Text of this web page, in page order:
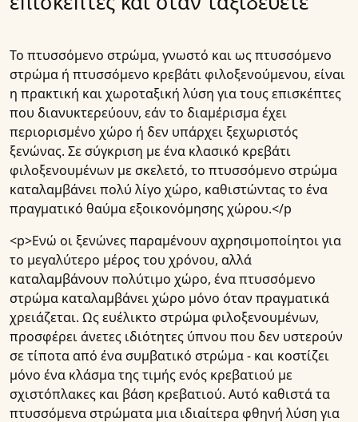
Το πτυσσόμενο στρώμα, γνωστό και ωςπτυσσόμενο
στρώμα ή πτυσσόμενο κρεβάτι φιλοξενούμενου, είναι
η πρακτική και χωροταξική λύση για τους επισκέπτες
που διανυκτερεύουν, εάν το διαμέρισμα έχει
περιορισμένο χώρο ή δεν υπάρχει ξεχωριστός
ξενώνας. Σε σύγκριση με ένα κλασικό κρεβάτι
φιλοξενουμένων με σκελετό, το πτυσσόμενο στρώμα
καταλαμβάνει πολύ λίγο χώρο, καθιστώντας το ένα
πραγματικό θαύμα εξοικονόμησης χώρου.</p
<p>Ενώ οι ξενώνες παραμένουν αχρησιμοποίητοι για
το μεγαλύτερο μέρος του χρόνου, αλλά
καταλαμβάνουν πολύτιμο χώρο, ένα πτυσσόμενο
στρώμα καταλαμβάνει χώρο μόνο όταν πραγματικά
χρειάζεται. Ως ευέλικτο στρώμα φιλοξενουμένων,
προσφέρει άνετες ιδιότητες ύπνου που δεν υστερούν
σε τίποτα από ένα συμβατικό στρώμα - και κοστίζει
μόνο ένα κλάσμα της τιμής ενός κρεβατιού με
σχιστόπλακες και βάση κρεβατιού. Αυτό καθιστά τα
πτυσσόμενα στρώματα μια ιδιαίτερα φθηνή λύση για